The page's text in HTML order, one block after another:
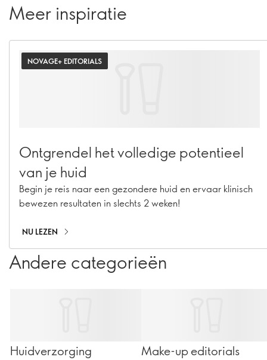
Meer inspiratie
NOVAGE+ EDITORIALS
Ontgrendel het volledige potentieel
van je huid
Begin je reis naar een gezondere huid en ervaar klinisch
bewezen resultaten in slechts 2 weken!
NU LEZEN
Andere categorieën
Huidverzorging
Make-up editorials